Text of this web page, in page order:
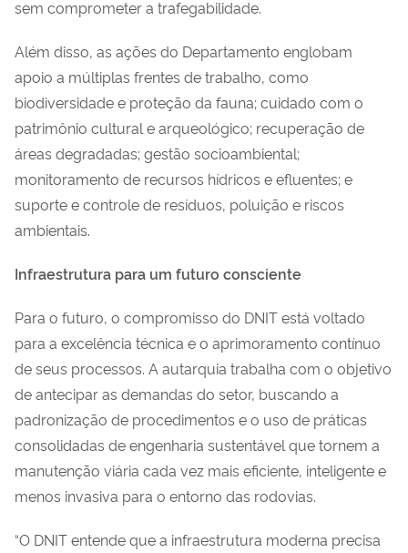
sem comprometer a trafegabilidade.
Além disso, as ações do Departamento englobam
apoio a múltiplas frentes de trabalho, como
biodiversidade e proteção da fauna; cuidado com o
patrimônio cultural e arqueológico; recuperação de
áreas degradadas; gestão socioambiental;
monitoramento de recursos hídricos e efluentes; e
suporte e controle de resíduos, poluição e riscos
ambientais.
Infraestrutura para um futuro consciente
Para o futuro, o compromisso do DNIT está voltado
para a excelência técnica e o aprimoramento contínuo
de seus processos. A autarquia trabalha com o objetivo
de antecipar as demandas do setor, buscando a
padronização de procedimentos e o uso de práticas
consolidadas de engenharia sustentável que tornem a
manutenção viária cada vez mais eficiente, inteligente e
menos invasiva para o entorno das rodovias.
“O DNIT entende que a infraestrutura moderna precisa